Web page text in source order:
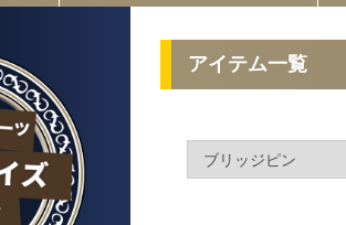
アイテム一覧